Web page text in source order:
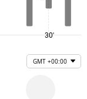
30'
GMT +00:00